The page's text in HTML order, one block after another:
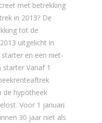
met betrekking
in 2013? De
tot de
uitgelicht in
starter en een niet-
starter Vanaf 1
de hypotheek
Voor 1 januari
30 jaar niet als